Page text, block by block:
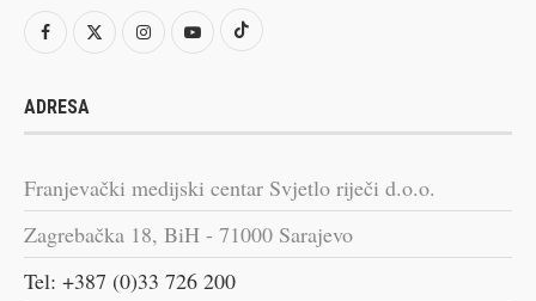
ADRESA
Franjevački medijski centar Svjetlo riječi d.o.o.
Zagrebačka 18, BiH - 71000 Sarajevo
Tel: +387 (0)33 726 200